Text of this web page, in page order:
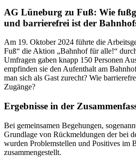
AG Lüneburg zu Fuß: Wie
und barrierefrei ist der
Am 19. Oktober 2024 führte die
Fuß“ die Aktion „Bahnhof für alle!“
Umfragen gaben knapp 150 Personen
empfinden sie den Aufenthalt am
man sich als Gast zurecht? Wie
Zugänge?
Ergebnisse in der
Bei gemeinsamen Begehungen,
Grundlage von Rückmeldungen der bei
wurden Problemstellen und Positives im
zusammengestellt.